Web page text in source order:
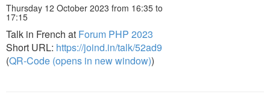
Thursday 12 October 2023 from 16:35 to
17:15
Talk in French at Forum PHP 2023
Short URL: https://joind.in/talk/52ad9
(QR-Code (opens in new window))